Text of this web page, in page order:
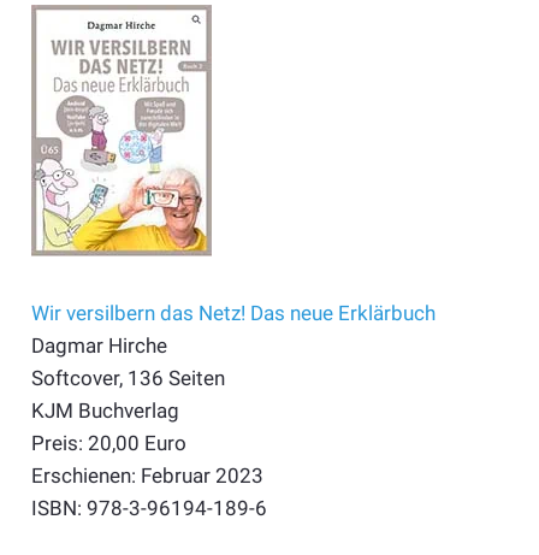
Wir versilbern das Netz! Das neue Erklärbuch
Dagmar Hirche
Softcover, 136 Seiten
KJM Buchverlag
Preis: 20,00 Euro
Erschienen: Februar 2023
ISBN: 978-3-96194-189-6